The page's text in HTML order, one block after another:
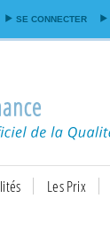
SE CONNECTER
Les Prix